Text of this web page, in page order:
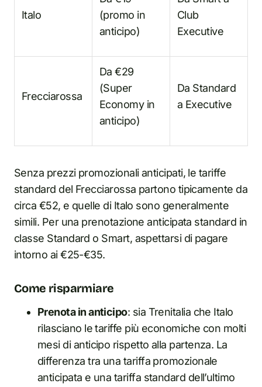
Italo
(promo in
anticipo)
Club
Executive
Frecciarossa
Da €29
(Super
Economy in
anticipo)
Da Standard
a Executive
Senza prezzi promozionali anticipati, le tariffe
standard del Frecciarossa partono tipicamente da
circa €52, e quelle di Italo sono generalmente
simili. Per una prenotazione anticipata standard in
classe Standard o Smart, aspettarsi di pagare
intorno ai €25-€35.
Come risparmiare
Prenota in anticipo: sia Trenitalia che Italo
rilasciano le tariffe più economiche con molti
mesi di anticipo rispetto alla partenza. La
differenza tra una tariffa promozionale
anticipata e una tariffa standard dell’ultimo